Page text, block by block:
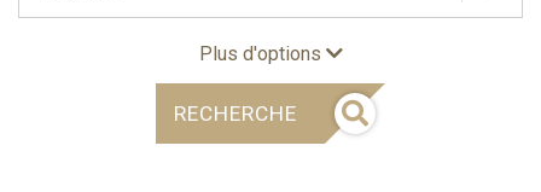
Plus d'options
RECHERCHE